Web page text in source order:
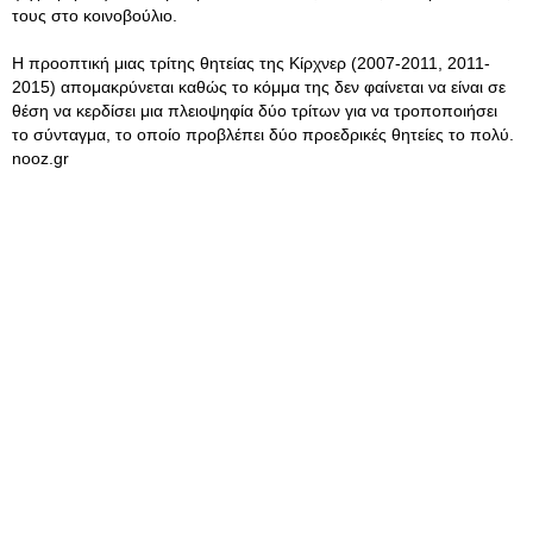
τους στο κοινοβούλιο.
Η προοπτική μιας τρίτης θητείας της Κίρχνερ (2007-2011, 2011-
2015) απομακρύνεται καθώς το κόμμα της δεν φαίνεται να είναι σε
θέση να κερδίσει μια πλειοψηφία δύο τρίτων για να τροποποιήσει
το σύνταγμα, το οποίο προβλέπει δύο προεδρικές θητείες το πολύ.
nooz.gr